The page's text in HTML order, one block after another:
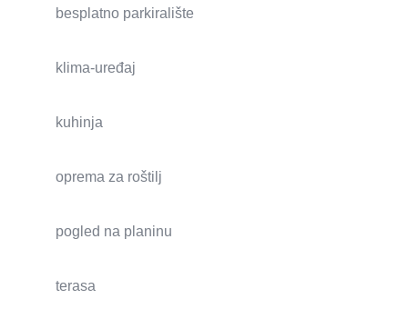
besplatno parkiralište
klima-uređaj
kuhinja
oprema za roštilj
pogled na planinu
terasa